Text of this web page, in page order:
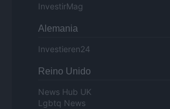
InvestirMag
Alemania
Investieren24
Reino Unido
News Hub UK
Lgbtq News